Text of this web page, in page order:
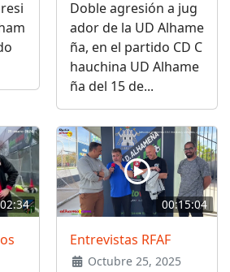
Doble agresión a jug
ador de la UD Alhame
ña, en el partido CD C
hauchina UD Alhame
ña del 15 de...
00:15:04
Entrevistas RFAF
Octubre 25, 2025